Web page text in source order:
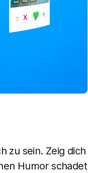
zu sein. Zeig dich
Humor schadet